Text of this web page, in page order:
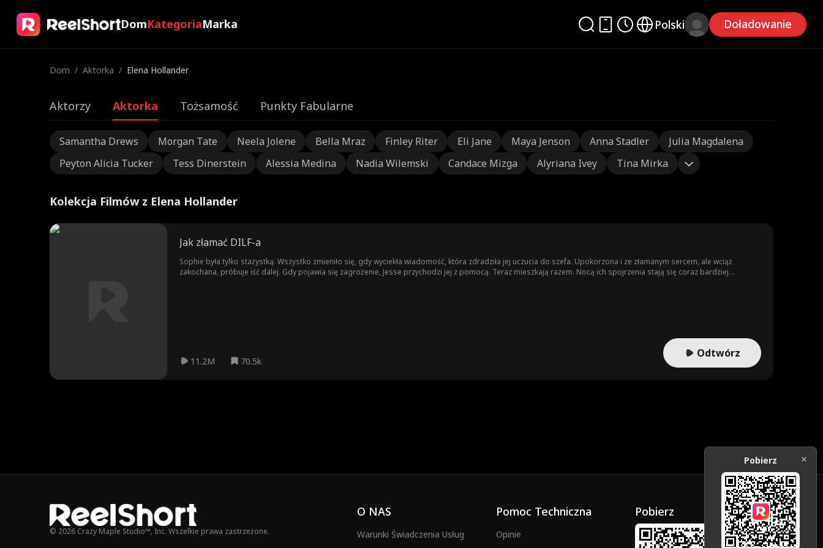
DomKategoriaMarka Polski Doładowanie
Dom / Aktorka / Elena Hollander
Aktorzy Aktorka Tożsamość Punkty Fabularne
Samantha Drews Morgan Tate Neela Jolene Bella Mraz Finley Riter Eli Jane Maya Jenson Anna Stadler
Julia Magdalena
Peyton Alicia Tucker
Tess Dinerstein Alessia Medina Nadia Wilemski Candace Mizga Alyriana Ivey Tina Mirka
Kolekcja Filmów z Elena Hollander
Jak złamać DILF-a
Sophie była tylko stażystką. Wszystko zmieniło się, gdy wyciekła wiadomość, która zdradziła jej uczucia do szefa. Upokorzona i ze złamanym sercem, ale wciąż
zakochana, próbuje iść dalej. Gdy pojawia się zagrożenie, Jesse przychodzi jej z pomocą. Teraz mieszkają razem. Nocą ich spojrzenia stają się coraz bardziej
11.2M 70.5k
Odtwórz
© 2026 Crazy Maple Studio™, Inc. Wszelkie prawa zastrzeżone.
O NAS
Warunki Świadczenia Usług
Pomoc Techniczna
Opinie
Pobierz
Pobierz